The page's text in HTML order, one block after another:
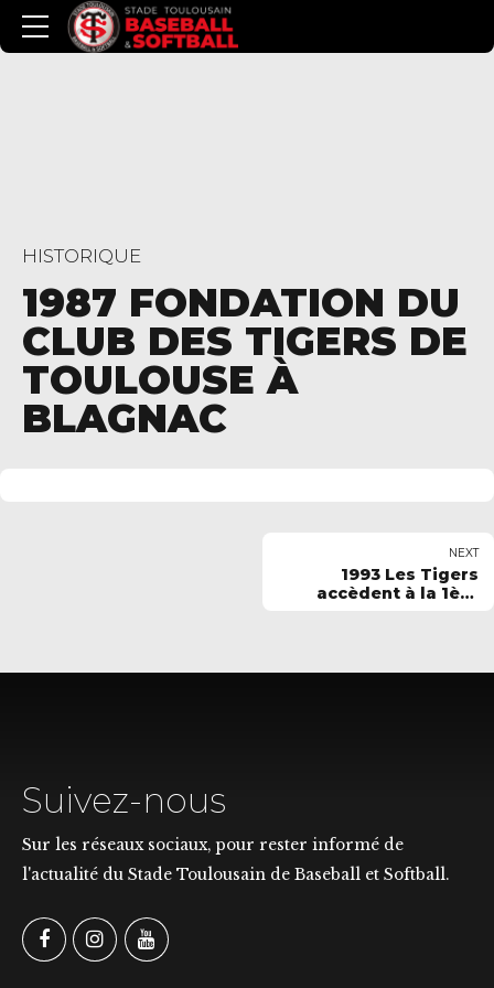
HISTORIQUE
1987 FONDATION DU
CLUB DES TIGERS DE
TOULOUSE À
BLAGNAC
NEXT
1993 Les Tigers
accèdent à la 1ère
Suivez-nous
Sur les réseaux sociaux, pour rester informé de
l'actualité du Stade Toulousain de Baseball et Softball.